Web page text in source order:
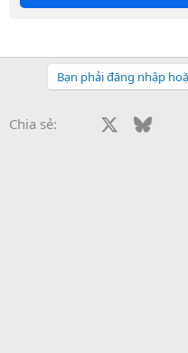
Bạn phải đăng nhập
Chia sẻ: Facebook